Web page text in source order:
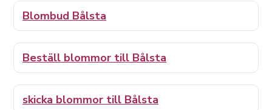
Blombud Bålsta
Beställ blommor till Bålsta
skicka blommor till Bålsta